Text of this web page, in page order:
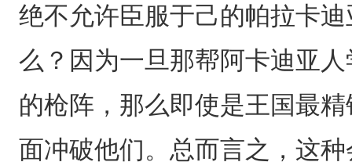
绝不允许臣服于己的帕拉卡
么？因为一旦那帮阿卡迪亚
的枪阵，那么即使是王国最
面冲破他们。总而言之，这